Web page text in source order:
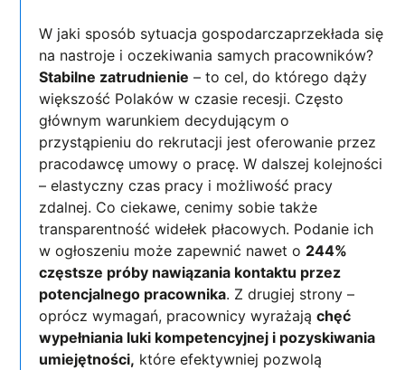
W jaki sposób sytuacja gospodarczaprzekłada się
na nastroje i oczekiwania samych pracowników?
Stabilne zatrudnienie – to cel, do którego dąży
większość Polaków w czasie recesji. Często
głównym warunkiem decydującym o
przystąpieniu do rekrutacji jest oferowanie przez
pracodawcę umowy o pracę. W dalszej kolejności
– elastyczny czas pracy i możliwość pracy
zdalnej. Co ciekawe, cenimy sobie także
transparentność widełek płacowych. Podanie ich
w ogłoszeniu może zapewnić nawet o 244%
częstsze próby nawiązania kontaktu przez
potencjalnego pracownika. Z drugiej strony –
oprócz wymagań, pracownicy wyrażająchęć
wypełniania luki kompetencyjnej i pozyskiwania
umiejętności, które efektywniej pozwolą